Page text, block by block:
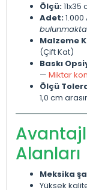
Ölçü:11x35
Adet:
Malzeme
(Çift Kat)
Baskı
— Miktar
Ölçü
1,0 cm
Alanları
Meksika
Yüksek